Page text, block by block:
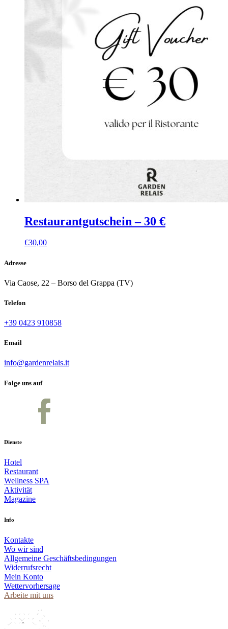
Restaurantgutschein – 30 €
€30,00
Adresse
Via Caose, 22 – Borso del Grappa (TV)
Telefon
+39 0423 910858
Email
info@gardenrelais.it
Folge uns auf
Dienste
Hotel
Restaurant
Wellness SPA
Aktivität
Magazine
Info
Kontakte
Wo wir sind
Allgemeine Geschäftsbedingungen
Widerrufsrecht
Mein Konto
Wettervorhersage
Arbeite mit uns